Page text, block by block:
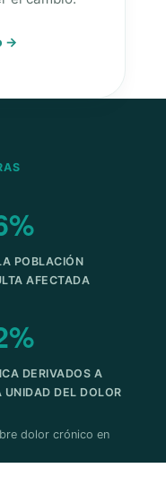
→
POBLACIÓN
AFECTADA
DERIVADOS A
UNIDAD DEL DOLOR
dolor crónico en